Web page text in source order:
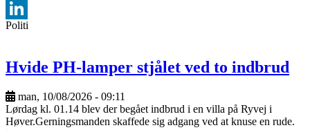
Twitter
LinkedIn
Politi
Hvide PH-lamper stjålet ved to indbrud
man, 10/08/2026 - 09:11
Lørdag kl. 01.14 blev der begået indbrud i en villa på Ryvej i
Høver.Gerningsmanden skaffede sig adgang ved at knuse en rude.